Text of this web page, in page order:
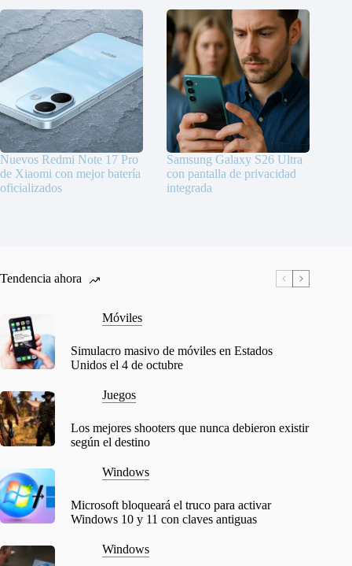
Nuevos Redmi Note 17 Pro
de Xiaomi con mejor batería
oficializados
Samsung Galaxy S26 Ultra
con pantalla de privacidad
integrada
Tendencia ahora
Móviles
Simulacro masivo de móviles en Estados
Unidos el 4 de octubre
Juegos
Los mejores shooters que nunca debieron existir
según el destino
Windows
Microsoft bloqueará el truco para activar
Windows 10 y 11 con claves antiguas
Windows